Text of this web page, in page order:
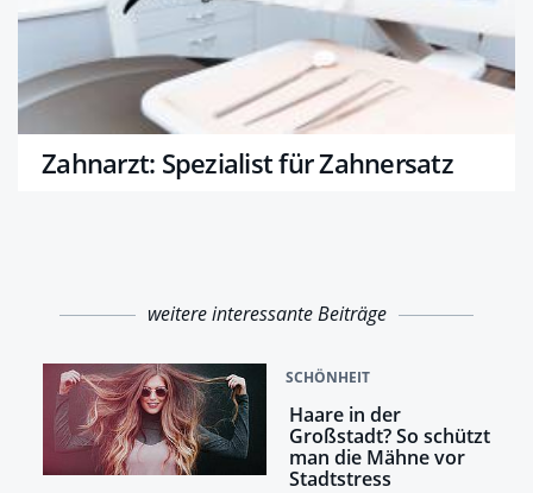
Zahnarzt: Spezialist für Zahnersatz
weitere interessante Beiträge
SCHÖNHEIT
Haare in der
Großstadt? So schützt
man die Mähne vor
Stadtstress